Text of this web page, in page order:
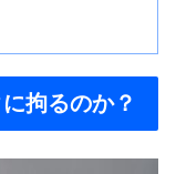
拘るのか？